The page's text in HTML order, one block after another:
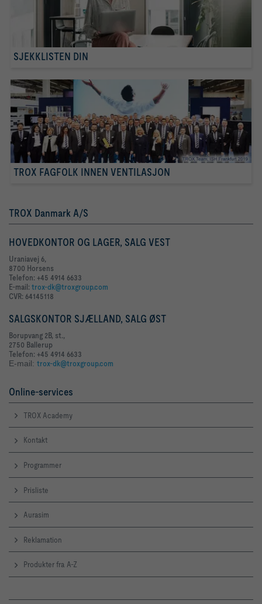
SJEKKLISTEN DIN
TROX FAGFOLK INNEN VENTILASJON
TROX Danmark A/S
HOVEDKONTOR OG LAGER, SALG VEST
Uraniavej 6,
8700 Horsens
Telefon: +45 4914 6633
E-mail: trox-dk@troxgroup.com
CVR: 64145118
SALGSKONTOR SJÆLLAND, SALG ØST
Borupvang 2B, st.,
2750 Ballerup
Telefon: +45 4914 6633
E-mail: trox-dk@troxgroup.com
Online-services
TROX Academy
Kontakt
Programmer
Prisliste
Aurasim
Reklamation
Produkter fra A-Z